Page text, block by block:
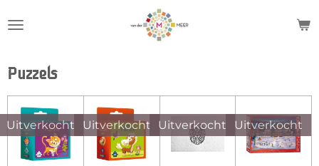
direct
de
hoofdinhoud
Puzzels
Uitverkocht Uitverkocht Uitverkocht Uitverkocht